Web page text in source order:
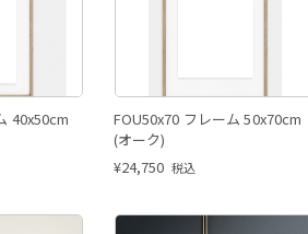
40x50cm
FOU50x70 フレーム 50x70cm
(オーク)
¥24,750 税込